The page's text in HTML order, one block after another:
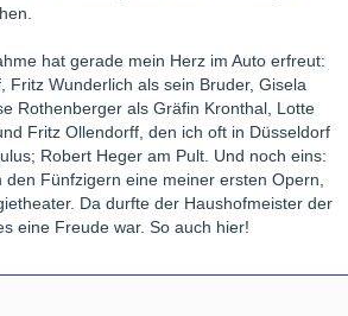
hat gerade mein Herz im Auto erfreut:
Fritz Wunderlich als sein Bruder, Gisela
Rothenberger als Gräfin Kronthal, Lotte
Fritz Ollendorff, den ich oft in Düsseldorf
Robert Heger am Pult. Und noch eins:
Fünfzigern eine meiner ersten Opern,
Da durfte der Haushofmeister der
eine Freude war. So auch hier!